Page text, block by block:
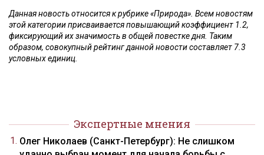
Данная новость относится к рубрике «Природа». Всем новостям
этой категории присваивается повышающий коэффициент 1.2,
фиксирующий их значимость в общей повестке дня. Таким
образом, совокупный рейтинг данной новости составляет 7.3
условных единиц.
Экспертные мнения
Олег Николаев (Санкт-Петербург): Не слишком